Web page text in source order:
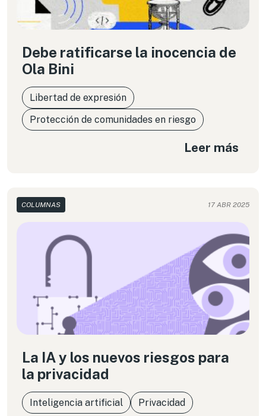
Debe ratificarse la inocencia de
Ola Bini
Libertad de expresión
Protección de comunidades en riesgo
Leer más
COLUMNAS 17 ABR 2025
La IA y los nuevos riesgos para
la privacidad
Inteligencia artificial Privacidad